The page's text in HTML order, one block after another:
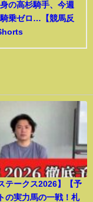
の高杉騎手、今週
騎乗ゼロ…【競馬反
テークス2026】【予
の実力馬の一戦！札